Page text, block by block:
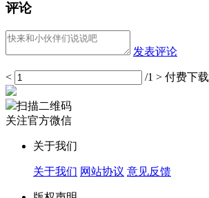
评论
发表评论
< /1 > 付费下载
扫描二维码
关注官方微信
关于我们
关于我们 网站协议 意见反馈